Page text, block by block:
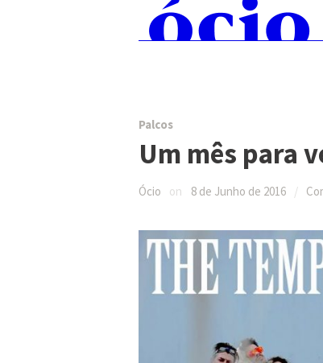
Pesquisar:
Skip
Palcos
Um mês para
Ócio on 8 de Junho de 2016 /